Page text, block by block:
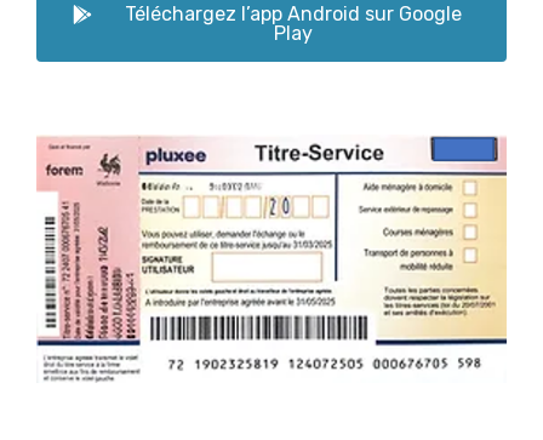
Téléchargez l’app Android sur Google
Play